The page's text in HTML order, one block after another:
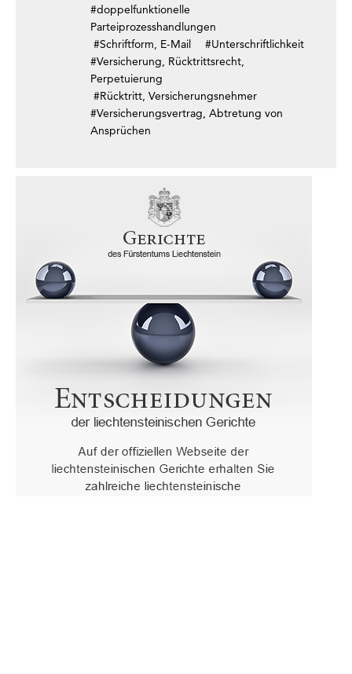
#doppelfunktionelle
Parteiprozesshandlungen
#Schriftform, E-Mail
#Unterschriftlichkeit
#Versicherung, Rücktrittsrecht,
Perpetuierung
#Rücktritt, Versicherungsnehmer
#Versicherungsvertrag, Abtretung von
Ansprüchen